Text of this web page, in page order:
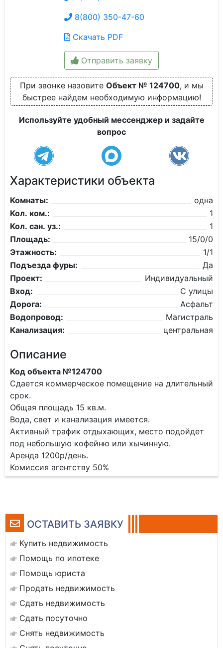
ОСТАВИТЬ ЗАЯВКУ
Купить недвижимость
Помощь по ипотеке
Помощь юриста
Продать недвижимость
Сдать недвижимость
Сдать посуточно
Снять недвижимость
8(800) 350-47-60
Скачать PDF
Отправить заявку
При звонке назовите Объект № 124700, и мы
быстрее найдем необходимую информацию!
Используйте удобный мессенджер и задайте
вопрос
Характеристики объекта
Комнаты:
одна
Кол. ком.:
1
Кол. сан. уз.:
1
Площадь:
15/0/0
Этажность:
1/1
Подъезда фуры:
Да
Проект:
Индивидуальный
Вход:
С улицы
Дорога:
Асфальт
Водопровод:
Магистраль
Канализация:
центральная
Описание
Код объекта №124700
Сдается коммерческое помещение на длительный
срок.
Общая площадь 15 кв.м.
Вода, свет и канализация имеется.
Активный трафик отдыхающих, место подойдет
под небольшую кофейню или хычинную.
Аренда 1200р/день.
Комиссия агентству 50%